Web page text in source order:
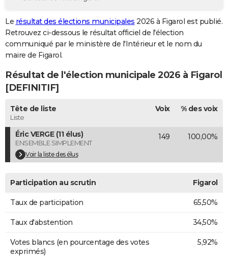
GUIDES D'ACHAT
BONS PLANS
CARTE DE VOEUX
Carte de Noël
Carte Bonne année
Carte Saint-Valentin
Carte Pâques
Carte d'anniversaire
DICTIONNAIRE
Dictionnaire
Biographies
Citations
Expressions
Proverbes
PROGRAMME TV
COPAINS D'AVANT
S'inscrire
Se connecter
Lycées
Collèges
Primaires
Universités
Entreprises
Service militaire
Avis de recherche
AVIS DE DÉCÈS
FORUM
Le résultat des élections municipales 2026 à Figarol est publié.
Retrouvez ci-dessous le résultat officiel de l'élection
communiqué par le ministère de l'Intérieur et le nom du
maire de Figarol.
Résultat de l'élection municipale 2026 à Figarol
[DEFINITIF]
Tête de liste
Liste
Voix % des voix
Éric VERGE (11 élus)
ENSEMBLE SIMPLEMENT
Voir la liste des élus
149 100,00%
Participation au scrutin Figarol
Taux de participation 65,50%
Taux d'abstention 34,50%
Votes blancs (en pourcentage des votes
exprimés)
5,92%